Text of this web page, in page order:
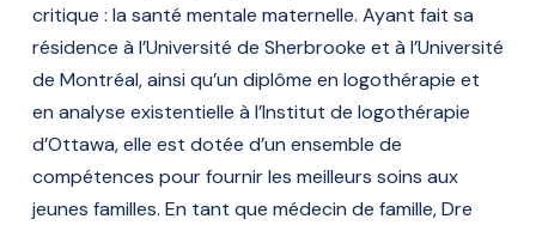
critique : la santé mentale maternelle. Ayant fait sa
résidence à l’Université de Sherbrooke et à l’Université
de Montréal, ainsi qu’un diplôme en logothérapie et
en analyse existentielle à l’Institut de logothérapie
d’Ottawa, elle est dotée d’un ensemble de
compétences pour fournir les meilleurs soins aux
jeunes familles. En tant que médecin de famille, Dre